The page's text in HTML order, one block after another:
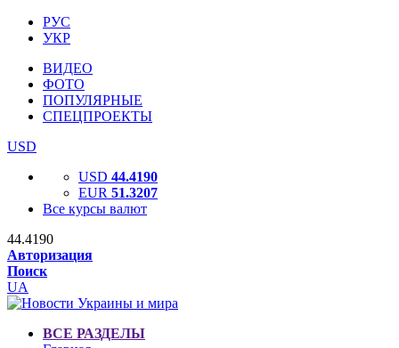
РУС
УКР
ВИДЕО
ФОТО
ПОПУЛЯРНЫЕ
СПЕЦПРОЕКТЫ
USD
USD 44.4190
EUR 51.3207
Все курсы валют
44.4190
Авторизация
Поиск
UA
ВСЕ РАЗДЕЛЫ